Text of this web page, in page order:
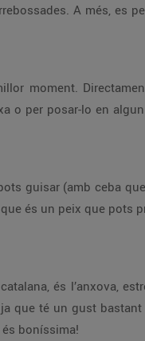
A més, es
moment.
o per posar-lo en
guisar (amb ceba
és un peix que pots
és l’anxova,
que té un gust
boníssima!